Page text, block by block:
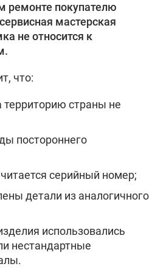
ремонте покупателю
мастерская
не относится к
что:
территорию страны не
постороннего
читается серийный номер;
детали из аналогичного
использовались
нестандартные